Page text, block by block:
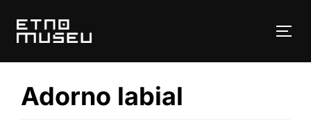
para
Adorno labial